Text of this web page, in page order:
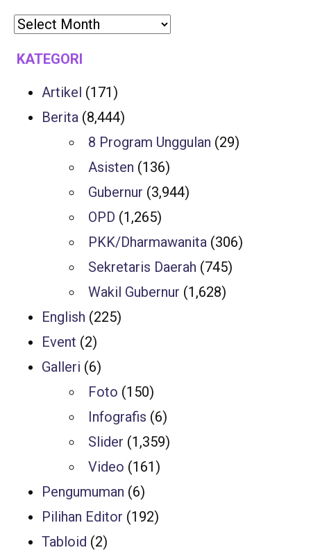
KATEGORI
Artikel (171)
Berita (8,444)
8 Program Unggulan (29)
Asisten (136)
Gubernur (3,944)
OPD (1,265)
PKK/Dharmawanita (306)
Sekretaris Daerah (745)
Wakil Gubernur (1,628)
English (225)
Event (2)
Galleri (6)
Foto (150)
Infografis (6)
Slider (1,359)
Video (161)
Pengumuman (6)
Pilihan Editor (192)
Tabloid (2)